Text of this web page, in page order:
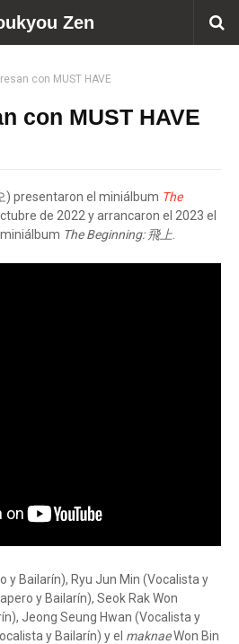
Zen
con MUST HAVE
con MUST HAVE
) presentaron el miniálbum The
de 2022 y arrancaron el 2023 el
The Beginning: 飛上
y Bailarín), Ryu Jun Min (Vocalista y
y Bailarín), Seok Rak Won
Jeong Seung Hwan (Vocalista y
y Bailarín) y el maknaeWon Bin